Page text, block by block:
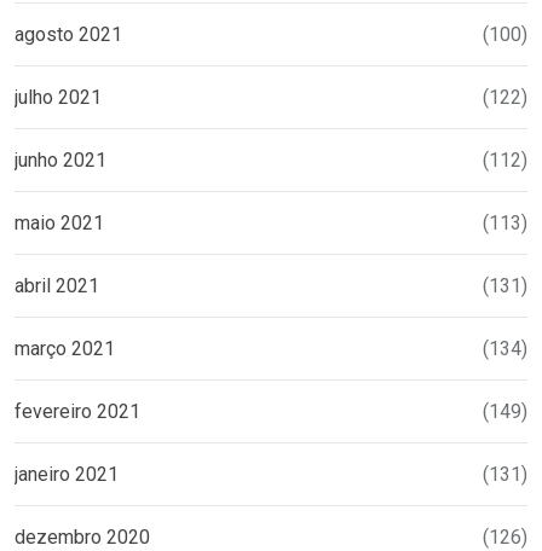
agosto 2021 (100)
julho 2021 (122)
junho 2021 (112)
maio 2021 (113)
abril 2021 (131)
março 2021 (134)
fevereiro 2021 (149)
janeiro 2021 (131)
dezembro 2020 (126)